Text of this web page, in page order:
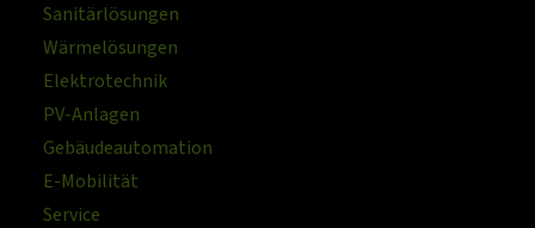
Sanitärlösungen
Wärmelösungen
Elektrotechnik
PV-Anlagen
Gebäudeautomation
E-Mobilität
Service